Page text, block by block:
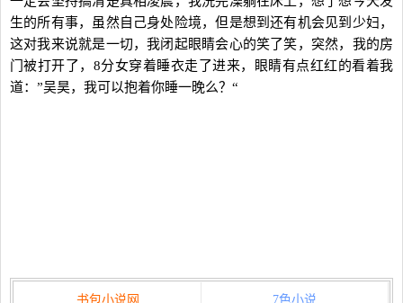
生的所有事，虽然自己身处险境，但是想到还有机会见到少妇，
这对我来说就是一切，我闭起眼睛会心的笑了笑，突然，我的房
门被打开了，8分女穿着睡衣走了进来，眼睛有点红红的看着我
道：”吴昊，我可以抱着你睡一晚么？“
书包小说网 7色小说